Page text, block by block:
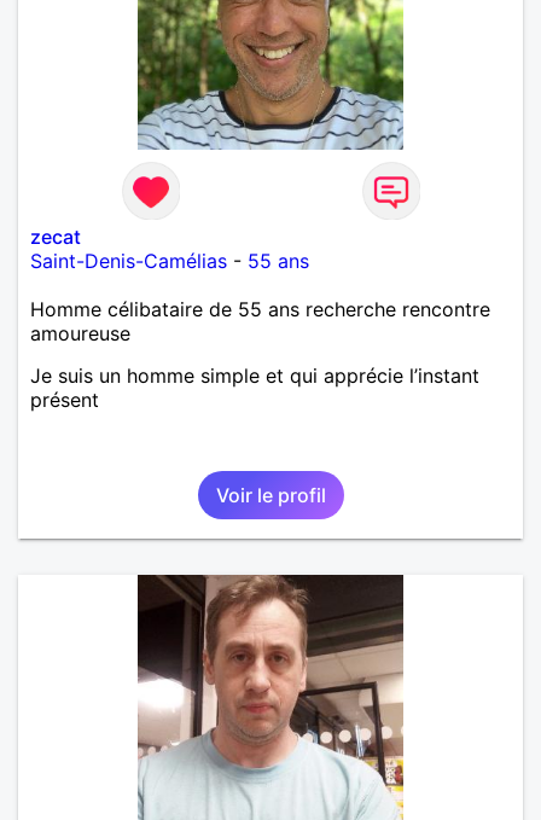
zecat
Saint-Denis-Camélias - 55 ans
Homme célibataire de 55 ans recherche rencontre
amoureuse
Je suis un homme simple et qui apprécie l’instant
présent
Voir le profil